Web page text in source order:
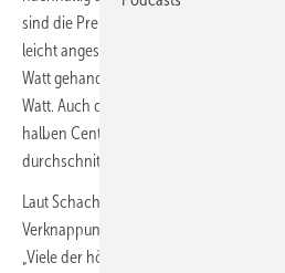
sind die Preise für Standardmodule seit
leicht angestiegen. Wurden sie im
Watt gehandelt, liegt der
Watt. Auch die Preise für komplett
halben Cent pro Watt gestiegen. Sie
durchschnittlich 13,5 Cent pro Watt
Laut Schachinger zeige die bereits
Verknappung durch Herunterfahren der
„Viele der höheren